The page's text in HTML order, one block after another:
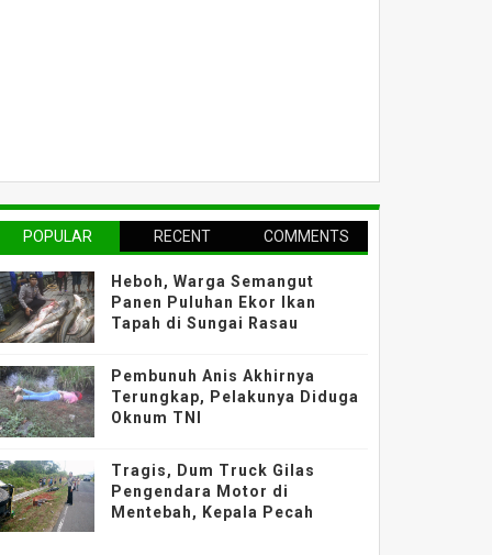
POPULAR RECENT COMMENTS
Heboh, Warga Semangut
Panen Puluhan Ekor Ikan
Tapah di Sungai Rasau
Pembunuh Anis Akhirnya
Terungkap, Pelakunya Diduga
Oknum TNI
Tragis, Dum Truck Gilas
Pengendara Motor di
Mentebah, Kepala Pecah